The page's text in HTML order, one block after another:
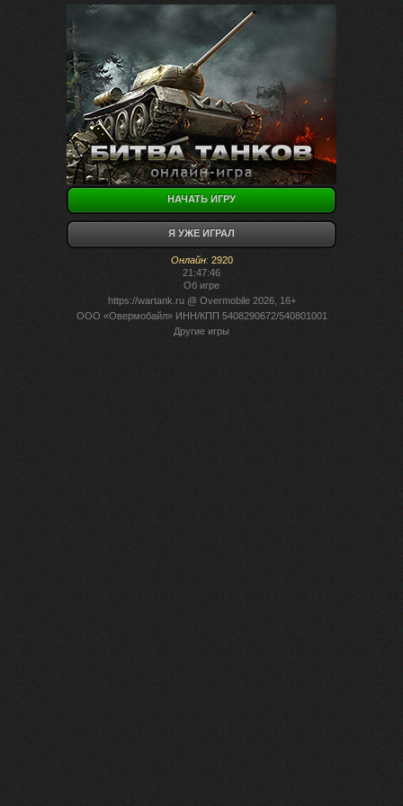
НАЧАТЬ ИГРУ
Я УЖЕ ИГРАЛ
Онлайн: 2920
21:47:46
Об игре
https://wartank.ru@ Overmobile 2026, 16+
ООО «Овермобайл» ИНН/КПП 5408290672/540801001
Другие игры